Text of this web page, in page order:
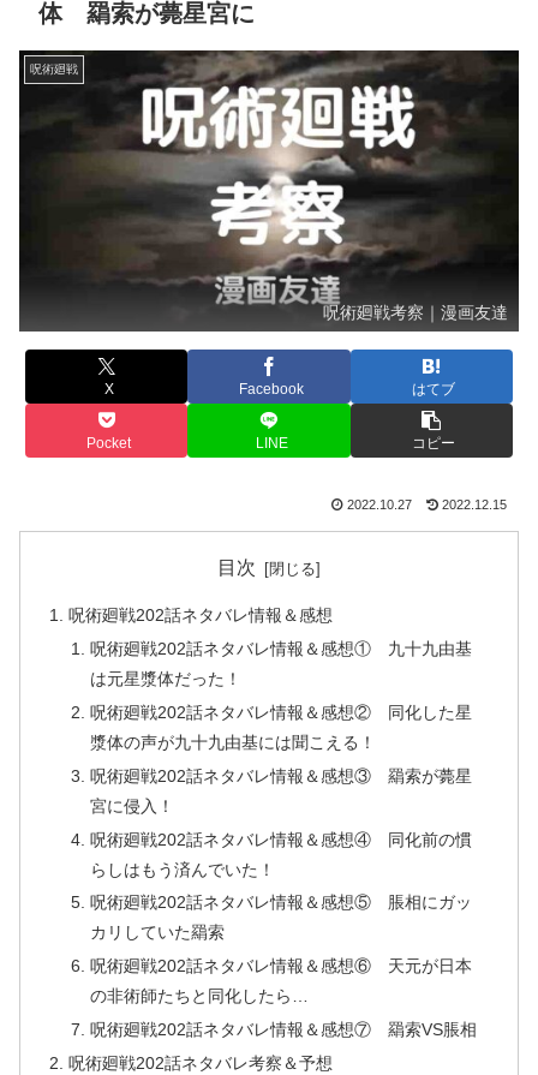
体 羂索が薨星宮に
呪術廻戦
呪術廻戦考察｜漫画友達
X Facebook はてブ
Pocket LINE コピー
2022.10.27 2022.12.15
目次
呪術廻戦202話ネタバレ情報＆感想
呪術廻戦202話ネタバレ情報＆感想① 九十九由基
は元星漿体だった！
呪術廻戦202話ネタバレ情報＆感想② 同化した星
漿体の声が九十九由基には聞こえる！
呪術廻戦202話ネタバレ情報＆感想③ 羂索が薨星
宮に侵入！
呪術廻戦202話ネタバレ情報＆感想④ 同化前の慣
らしはもう済んでいた！
呪術廻戦202話ネタバレ情報＆感想⑤ 脹相にガッ
カリしていた羂索
呪術廻戦202話ネタバレ情報＆感想⑥ 天元が日本
の非術師たちと同化したら…
呪術廻戦202話ネタバレ情報＆感想⑦ 羂索VS脹相
呪術廻戦202話ネタバレ考察＆予想